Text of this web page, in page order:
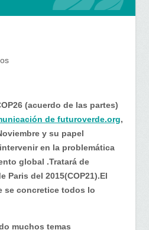
en
(acuerdo de las partes)
de futuroverde.org,
y su papel
en la problemática
global .Tratará de
Paris del 2015(COP21).El
se concretice todos lo
muchos temas